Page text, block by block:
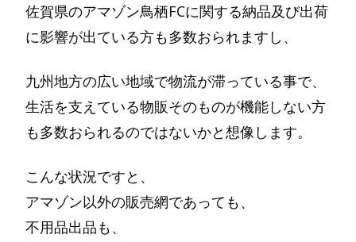
佐賀県のアマゾン鳥栖FCに関する納品及び出荷
に影響が出ている方も多数おられますし、
九州地方の広い地域で物流が滞っている事で、
生活を支えている物販そのものが機能しない方
も多数おられるのではないかと想像します。
こんな状況ですと、
アマゾン以外の販売網であっても、
不用品出品も、